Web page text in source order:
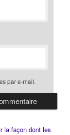
par e-mail.
la façon dont les